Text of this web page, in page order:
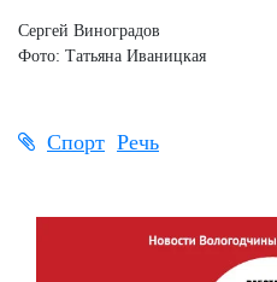
Сергей Виноградов
Фото: Татьяна Иваницкая
Спорт Речь